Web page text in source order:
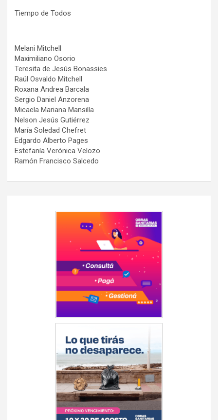
Tiempo de Todos
Melani Mitchell
Maximiliano Osorio
Teresita de Jesús Bonassies
Raúl Osvaldo Mitchell
Roxana Andrea Barcala
Sergio Daniel Anzorena
Micaela Mariana Mansilla
Nelson Jesús Gutiérrez
María Soledad Chefret
Edgardo Alberto Pages
Estefanía Verónica Velozo
Ramón Francisco Salcedo